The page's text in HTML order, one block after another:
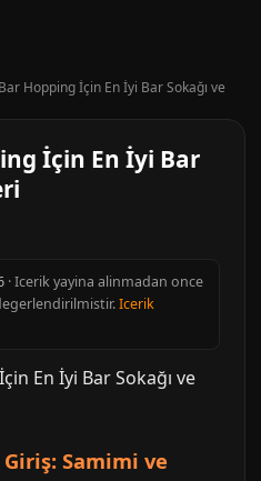
Hopping İçin En İyi Bar Sokağı ve
İçin En İyi Bar
· Icerik yayina alinmadan once
Icerik
Giriş: Samimi ve